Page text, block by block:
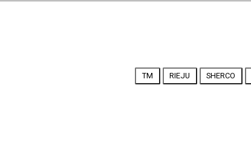
SHERCO
RIEJU
TM